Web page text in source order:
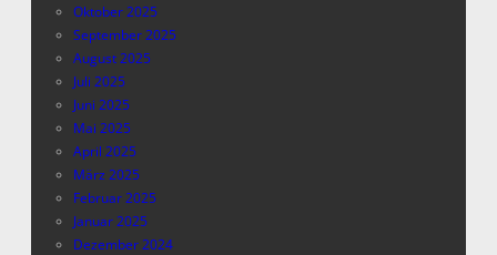
Oktober 2025
September 2025
August 2025
Juli 2025
Juni 2025
Mai 2025
April 2025
März 2025
Februar 2025
Januar 2025
Dezember 2024